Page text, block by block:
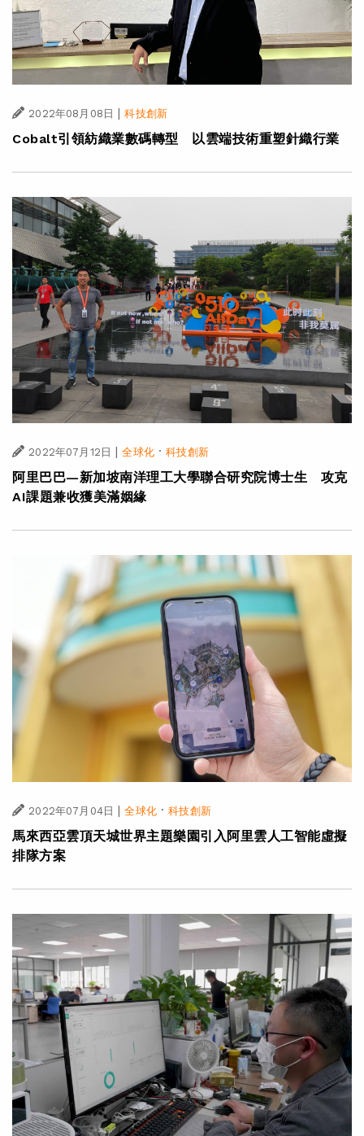
2022年08月08日 | 科技創新
Cobalt引領紡織業數碼轉型 以雲端技術重塑針織行業
2022年07月12日 全球化·科技創新
阿里巴巴—新加坡南洋理工大學聯合研究院博士生 攻克
AI課題兼收獲美滿姻緣
2022年07月04日 全球化·科技創新
馬來西亞雲頂天城世界主題樂園引入阿里雲人工智能虛擬
排隊方案